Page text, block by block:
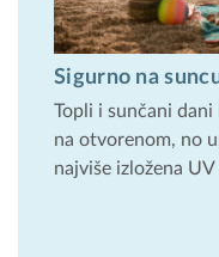
Sigurno na
Topli i sunčani
na otvorenom, no
najviše izložena